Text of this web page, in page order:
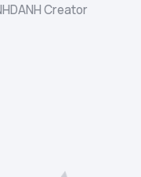
Creator